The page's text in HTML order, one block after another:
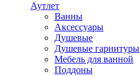
Аутлет
Ванны
Аксессуары
Душевые
Душевые гарнитуры
Мебель для ванной
Поддоны